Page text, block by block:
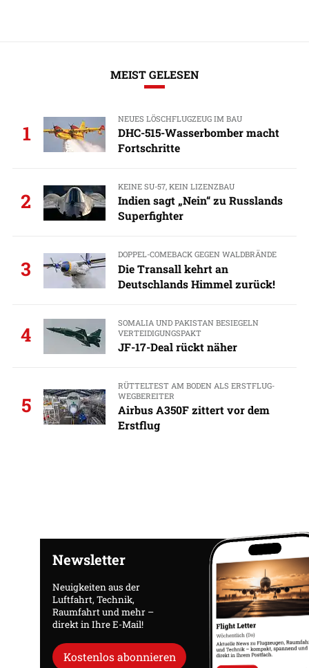
MEIST GELESEN
1
NEUES LÖSCHFLUGZEUG IM BAU
DHC-515-Wasserbomber macht
Fortschritte
2
KEINE SU-57, KEIN LIZENZBAU
Indien sagt „Nein“ zu Russlands
Superfighter
3
DOPPEL-COMEBACK GEGEN WALDBRÄNDE
Die Transall kehrt an
Deutschlands Himmel zurück!
4
SOMALIA UND PAKISTAN BESIEGELN
VERTEIDIGUNGSPAKT
JF-17-Deal rückt näher
5
RÜTTELTEST AM BODEN ALS ERSTFLUG-
WEGBEREITER
Airbus A350F zittert vor dem
Erstflug
Newsletter
Neuigkeiten aus der
Luftfahrt, Technik,
Raumfahrt und mehr –
direkt in Ihre E-Mail!
Kostenlos abonnieren